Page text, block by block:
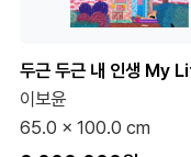
이보윤
65.0 x 100.0 cm